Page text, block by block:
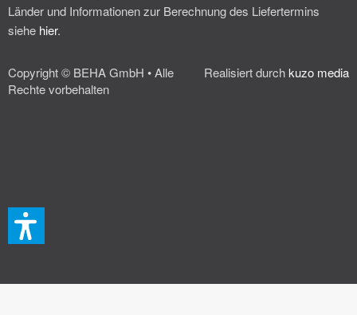
Länder und Informationen zur Berechnung des Liefertermins
siehe hier.
Copyright © BEHA GmbH • Alle
Rechte vorbehalten
Realisiert durchkuzo media